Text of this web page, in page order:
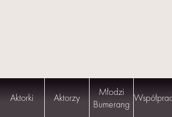
Aktorki Aktorzy
Młodzi
Bumerang